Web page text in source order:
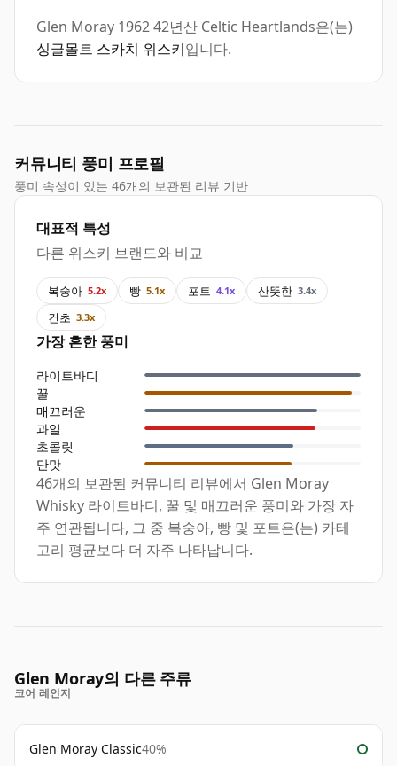
Glen Moray 1962 42년산 Celtic Heartlands은(는)
싱글몰트 스카치 위스키입니다.
커뮤니티 풍미 프로필
풍미 속성이 있는 46개의 보관된 리뷰 기반
대표적 특성
다른 위스키 브랜드와 비교
복숭아 5.2x 빵 5.1x 포트 4.1x 산뜻한 3.4x
건초 3.3x
가장 흔한 풍미
라이트바디
꿀
매끄러운
과일
초콜릿
단맛
46개의 보관된 커뮤니티 리뷰에서 Glen Moray
Whisky 라이트바디, 꿀 및 매끄러운 풍미와 가장 자
주 연관됩니다, 그 중 복숭아, 빵 및 포트은(는) 카테
고리 평균보다 더 자주 나타납니다.
Glen Moray의 다른 주류
코어 레인지
Glen Moray Classic40%